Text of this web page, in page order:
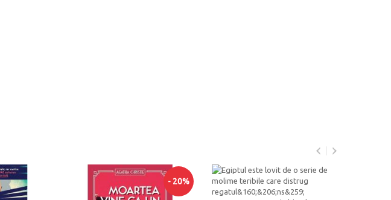
- 20%